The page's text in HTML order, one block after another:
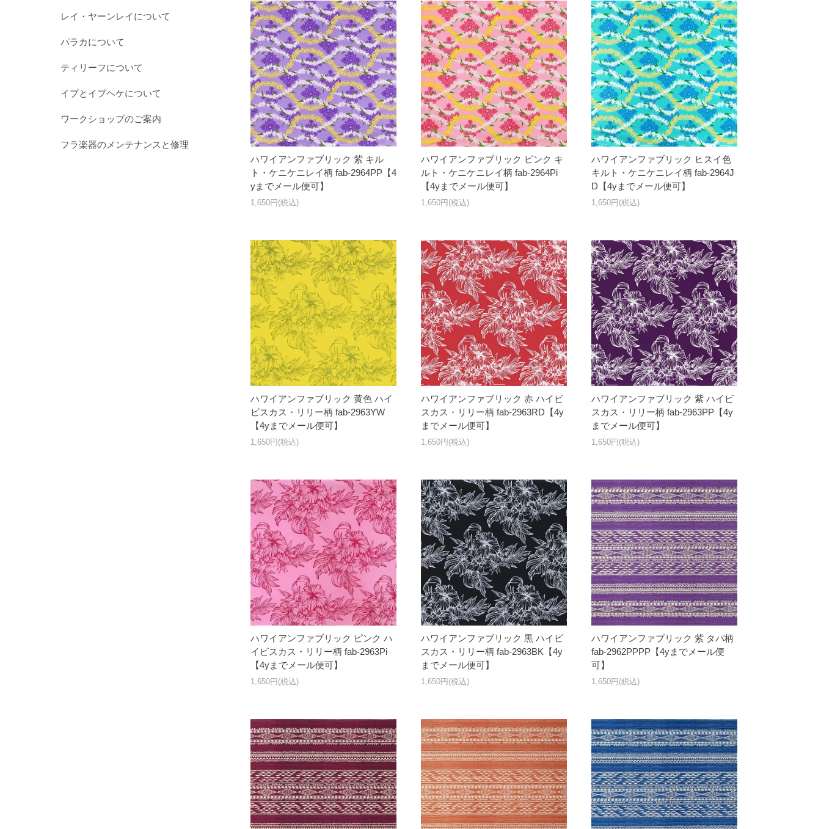
ハワイアンファブリック 紫 キル
ト・ケニケニレイ柄 fab-2964PP【4
yまでメール便可】
1,650円(税込)
ハワイアンファブリック ピンク キ
ルト・ケニケニレイ柄 fab-2964Pi
【4yまでメール便可】
1,650円(税込)
ハワイアンファブリック ヒスイ色
キルト・ケニケニレイ柄 fab-2964J
D【4yまでメール便可】
1,650円(税込)
ハワイアンファブリック 黄色 ハイ
ビスカス・リリー柄 fab-2963YW
【4yまでメール便可】
1,650円(税込)
ハワイアンファブリック 赤 ハイビ
スカス・リリー柄 fab-2963RD【4y
までメール便可】
1,650円(税込)
ハワイアンファブリック 紫 ハイビ
スカス・リリー柄 fab-2963PP【4y
までメール便可】
1,650円(税込)
ハワイアンファブリック ピンク ハ
イビスカス・リリー柄 fab-2963Pi
【4yまでメール便可】
1,650円(税込)
ハワイアンファブリック 黒 ハイビ
スカス・リリー柄 fab-2963BK【4y
までメール便可】
1,650円(税込)
ハワイアンファブリック 紫 タパ柄
fab-2962PPPP【4yまでメール便
可】
1,650円(税込)
レイ・ヤーンレイについて
パラカについて
ティリーフについて
イプとイプヘケについて
ワークショップのご案内
フラ楽器のメンテナンスと修理